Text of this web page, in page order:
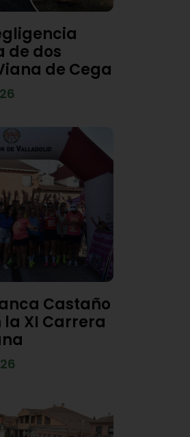
de dos
de Cega
Castaño
XI Carrera